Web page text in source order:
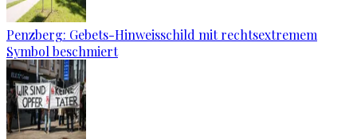
Penzberg: Gebets-Hinweisschild mit rechtsextremem
Symbol beschmiert